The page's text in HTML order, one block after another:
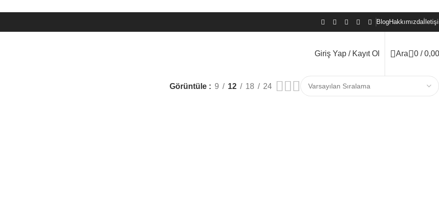
BlogHakkımızda
Giriş Yap / Kayıt Ol Ara 0 / 0,00
Görüntüle 9 12 18 24